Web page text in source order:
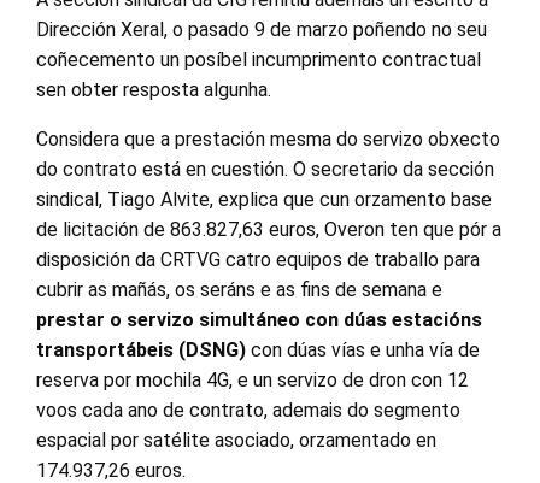
Dirección Xeral, o pasado 9 de marzo poñendo no seu
coñecemento un posíbel incumprimento contractual
sen obter resposta algunha.
Considera que a prestación mesma do servizo obxecto
do contrato está en cuestión. O secretario da sección
sindical, Tiago Alvite, explica que cun orzamento base
de licitación de 863.827,63 euros, Overon ten que pór a
disposición da CRTVG catro equipos de traballo para
cubrir as mañás, os seráns e as fins de semana e
prestar o servizo simultáneo con dúas estacións
transportábeis (DSNG) con dúas vías e unha vía de
reserva por mochila 4G, e un servizo de dron con 12
voos cada ano de contrato, ademais do segmento
espacial por satélite asociado, orzamentado en
174.937,26 euros.